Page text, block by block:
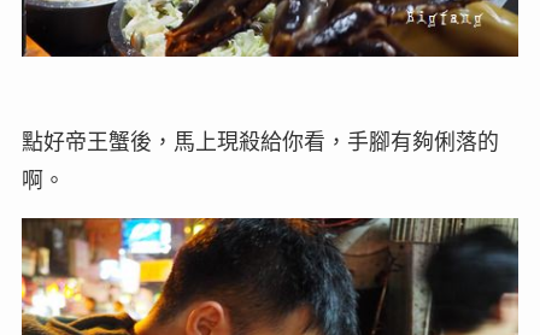
點好帝王蟹後，馬上現殺給你看，手腳有夠俐落的
啊。